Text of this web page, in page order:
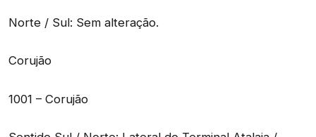
Norte / Sul: Sem alteração.
Corujão
1001 – Corujão